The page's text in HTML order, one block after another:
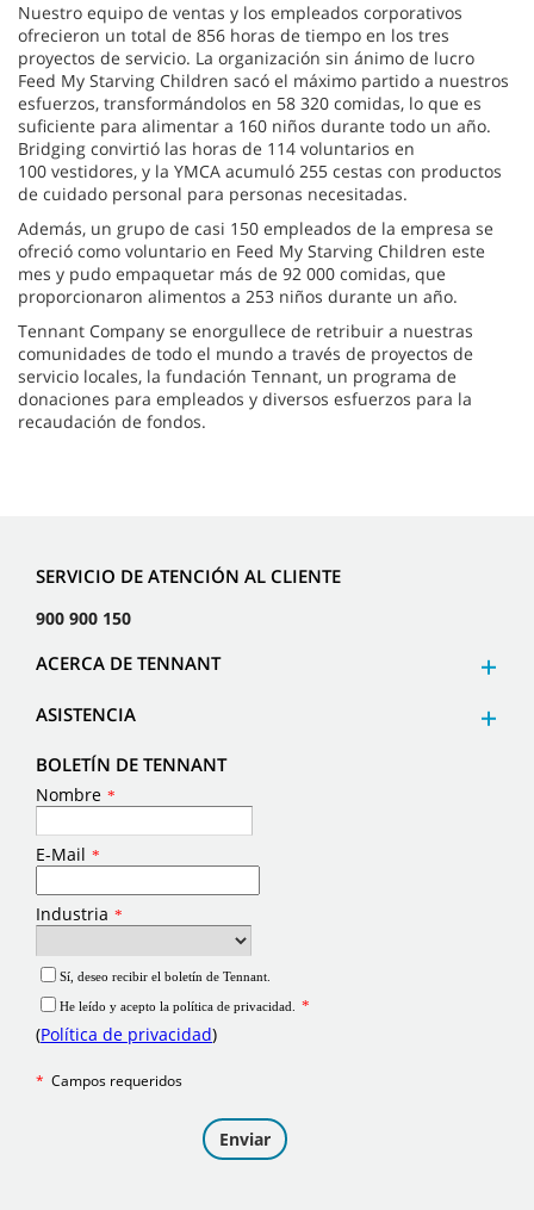
Nuestro equipo de ventas y los empleados corporativos
ofrecieron un total de 856 horas de tiempo en los tres
proyectos de servicio. La organización sin ánimo de lucro
Feed My Starving Children sacó el máximo partido a nuestros
esfuerzos, transformándolos en 58 320 comidas, lo que es
suficiente para alimentar a 160 niños durante todo un año.
Bridging convirtió las horas de 114 voluntarios en
100 vestidores, y la YMCA acumuló 255 cestas con productos
de cuidado personal para personas necesitadas.
Además, un grupo de casi 150 empleados de la empresa se
ofreció como voluntario en Feed My Starving Children este
mes y pudo empaquetar más de 92 000 comidas, que
proporcionaron alimentos a 253 niños durante un año.
Tennant Company se enorgullece de retribuir a nuestras
comunidades de todo el mundo a través de proyectos de
servicio locales, la fundación Tennant, un programa de
donaciones para empleados y diversos esfuerzos para la
recaudación de fondos.
SERVICIO DE ATENCIÓN AL CLIENTE
900 900 150
ACERCA DE TENNANT
ASISTENCIA
BOLETÍN DE TENNANT